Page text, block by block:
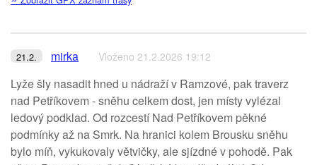
21.2. mirka Vloženo 21.2.2026 19:12
Lyže šly nasadit hned u nádraží v Ramzové, pak traverz
nad Petříkovem - sněhu celkem dost, jen místy vylézal
ledový podklad. Od rozcestí Nad Petříkovem pěkné
podmínky až na Smrk. Na hranici kolem Brousku sněhu
bylo míň, vykukovaly větvičky, ale sjízdné v pohodě. Pak